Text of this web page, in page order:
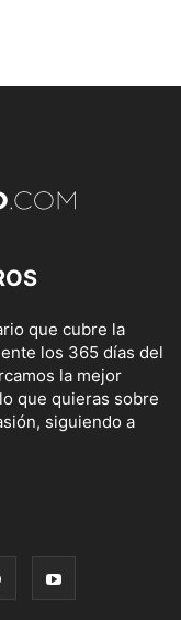
que cubre la
los 365 días del
la mejor
que quieras sobre
siguiendo a